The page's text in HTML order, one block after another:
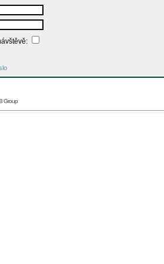
Group